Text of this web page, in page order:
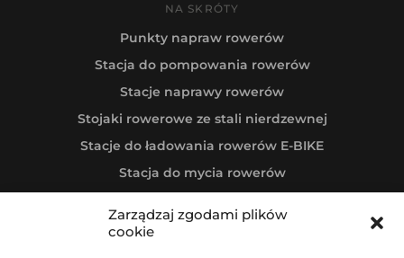
Zarządzaj zgodami plików
cookie
NA SKRÓTY
Punkty napraw rowerów
Stacja do pompowania rowerów
Stacje naprawy rowerów
Stojaki rowerowe ze stali nierdzewnej
Stacje do ładowania rowerów E-BIKE
Stacja do mycia rowerów